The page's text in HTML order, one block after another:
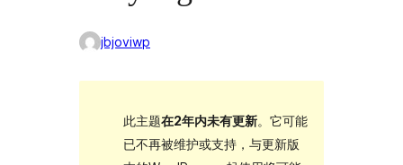
jbjoviwp
此主题在2年内未有更新。它可能
已不再被维护或支持，与更新版